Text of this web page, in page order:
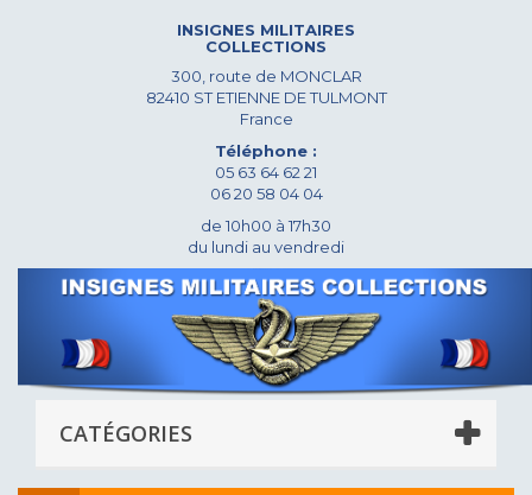
INSIGNES MILITAIRES
COLLECTIONS
300, route de MONCLAR
82410 ST ETIENNE DE TULMONT
France
Téléphone :
05 63 64 62 21
06 20 58 04 04
de 10h00 à 17h30
du lundi au vendredi
CATÉGORIES